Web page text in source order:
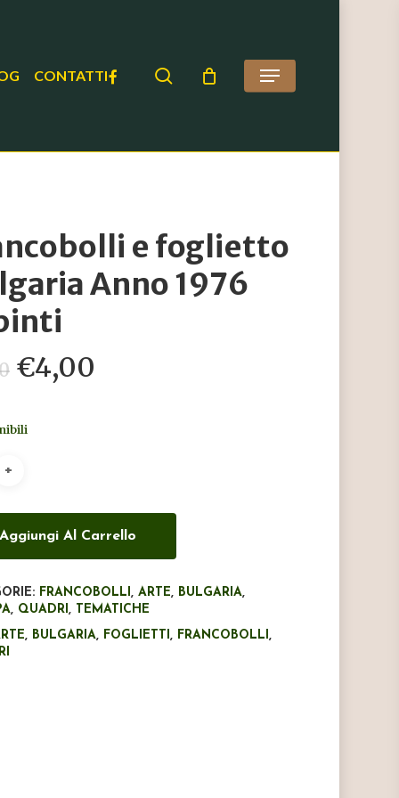
CONTATTIFACEBOOK search Menu
e foglietto
Anno 1976
Il
prezzo
originale
€4,00
Aggiungi Al Carrello
FRANCOBOLLI,ARTE, BULGARIA,
, QUADRI, TEMATICHE
, BULGARIA, FOGLIETTI, FRANCOBOLLI,